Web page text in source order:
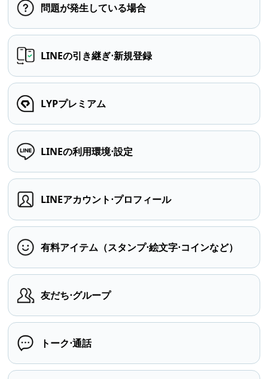
問題が発生している場合
LINEの引き継ぎ⋅新規登録
LYPプレミアム
LINEの利用環境⋅設定
LINEアカウント⋅プロフィール
有料アイテム（スタンプ⋅絵文字⋅コインなど）
友だち⋅グループ
トーク⋅通話